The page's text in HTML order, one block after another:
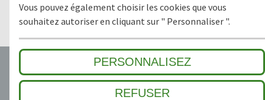
Vous pouvez également choisir les cookies que vous
souhaitez autoriser en cliquant sur " Personnaliser ".
PERSONNALISEZ
REFUSER
PARTICULARITÉS